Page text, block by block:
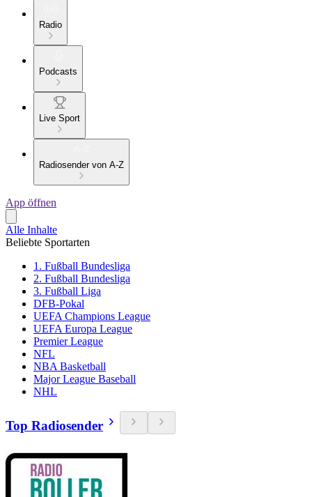
Radio
Podcasts
Live Sport
Radiosender von A-Z
App öffnen
Alle Inhalte
Beliebte Sportarten
1. Fußball Bundesliga
2. Fußball Bundesliga
3. Fußball Liga
DFB-Pokal
UEFA Champions League
UEFA Europa League
Premier League
NFL
NBA Basketball
Major League Baseball
NHL
Top Radiosender